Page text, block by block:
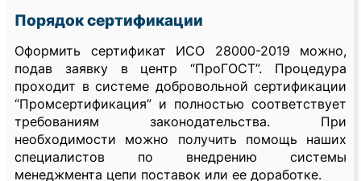
Порядок сертификации
Оформить сертификат ИСО 28000-2019 можно,
подав заявку в центр “ПроГОСТ”. Процедура
проходит в системе добровольной сертификации
“Промсертификация” и полностью соответствует
требованиям законодательства. При
необходимости можно получить помощь наших
специалистов по внедрению системы
менеджмента цепи поставок или ее доработке.